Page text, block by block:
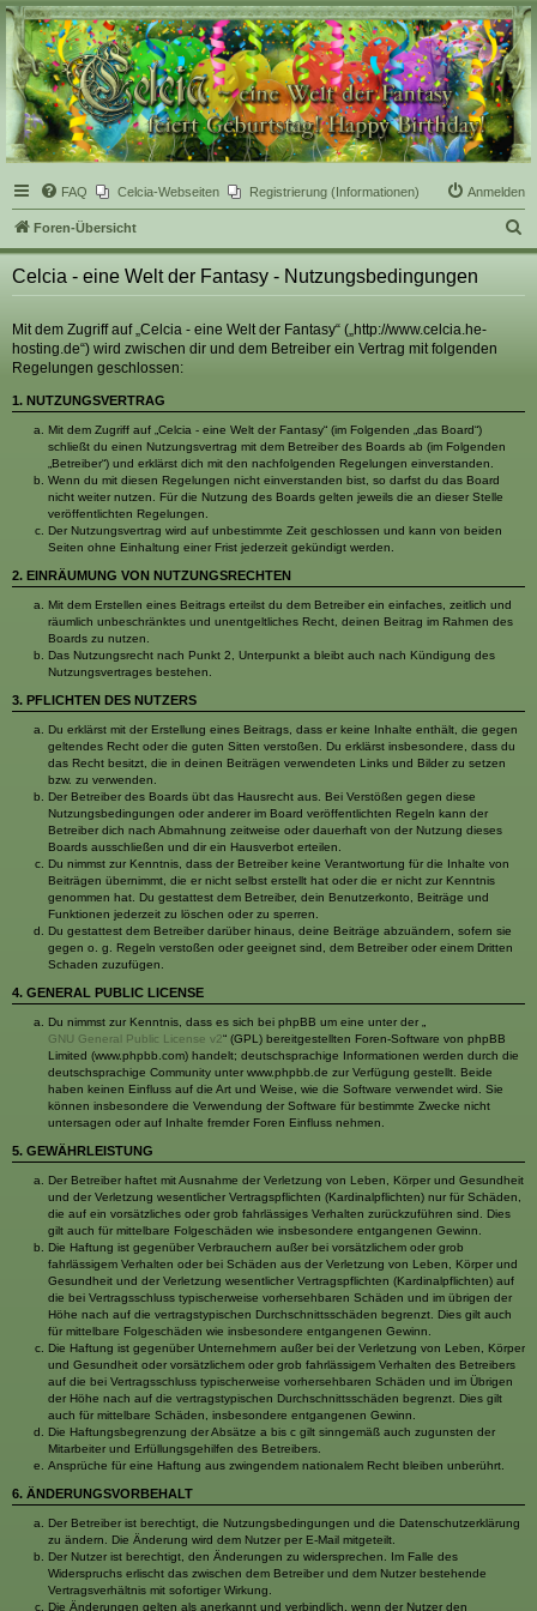
Celcia - eine Welt der
Fantasy
FAQ Celcia-Webseiten Registrierung (Informationen) Anmelden
Foren-Übersicht
u
Celcia - eine Welt der Fantasy - Nutzungsbedingungen
Mit dem Zugriff auf „Celcia - eine Welt der Fantasy“ („http://www.celcia.he-
hosting.de“) wird zwischen dir und dem Betreiber ein Vertrag mit folgenden
Regelungen geschlossen:
1. NUTZUNGSVERTRAG
Mit dem Zugriff auf „Celcia - eine Welt der Fantasy“ (im Folgenden „das Board“)
schließt du einen Nutzungsvertrag mit dem Betreiber des Boards ab (im Folgenden
„Betreiber“) und erklärst dich mit den nachfolgenden Regelungen einverstanden.
Wenn du mit diesen Regelungen nicht einverstanden bist, so darfst du das Board
nicht weiter nutzen. Für die Nutzung des Boards gelten jeweils die an dieser Stelle
veröffentlichten Regelungen.
Der Nutzungsvertrag wird auf unbestimmte Zeit geschlossen und kann von beiden
Seiten ohne Einhaltung einer Frist jederzeit gekündigt werden.
2. EINRÄUMUNG VON NUTZUNGSRECHTEN
Mit dem Erstellen eines Beitrags erteilst du dem Betreiber ein einfaches, zeitlich und
räumlich unbeschränktes und unentgeltliches Recht, deinen Beitrag im Rahmen des
Boards zu nutzen.
Das Nutzungsrecht nach Punkt 2, Unterpunkt a bleibt auch nach Kündigung des
Nutzungsvertrages bestehen.
3. PFLICHTEN DES NUTZERS
Du erklärst mit der Erstellung eines Beitrags, dass er keine Inhalte enthält, die gegen
geltendes Recht oder die guten Sitten verstoßen. Du erklärst insbesondere, dass du
das Recht besitzt, die in deinen Beiträgen verwendeten Links und Bilder zu setzen
bzw. zu verwenden.
Der Betreiber des Boards übt das Hausrecht aus. Bei Verstößen gegen diese
Nutzungsbedingungen oder anderer im Board veröffentlichten Regeln kann der
Betreiber dich nach Abmahnung zeitweise oder dauerhaft von der Nutzung dieses
Boards ausschließen und dir ein Hausverbot erteilen.
Du nimmst zur Kenntnis, dass der Betreiber keine Verantwortung für die Inhalte von
Beiträgen übernimmt, die er nicht selbst erstellt hat oder die er nicht zur Kenntnis
genommen hat. Du gestattest dem Betreiber, dein Benutzerkonto, Beiträge und
Funktionen jederzeit zu löschen oder zu sperren.
Du gestattest dem Betreiber darüber hinaus, deine Beiträge abzuändern, sofern sie
gegen o. g. Regeln verstoßen oder geeignet sind, dem Betreiber oder einem Dritten
Schaden zuzufügen.
4. GENERAL PUBLIC LICENSE
Du nimmst zur Kenntnis, dass es sich bei phpBB um eine unter der „
GNU General Public License v2“ (GPL) bereitgestellten Foren-Software von phpBB
Limited (www.phpbb.com) handelt; deutschsprachige Informationen werden durch die
deutschsprachige Community unter www.phpbb.de zur Verfügung gestellt. Beide
haben keinen Einfluss auf die Art und Weise, wie die Software verwendet wird. Sie
können insbesondere die Verwendung der Software für bestimmte Zwecke nicht
untersagen oder auf Inhalte fremder Foren Einfluss nehmen.
5. GEWÄHRLEISTUNG
Der Betreiber haftet mit Ausnahme der Verletzung von Leben, Körper und Gesundheit
und der Verletzung wesentlicher Vertragspflichten (Kardinalpflichten) nur für Schäden,
die auf ein vorsätzliches oder grob fahrlässiges Verhalten zurückzuführen sind. Dies
gilt auch für mittelbare Folgeschäden wie insbesondere entgangenen Gewinn.
Die Haftung ist gegenüber Verbrauchern außer bei vorsätzlichem oder grob
fahrlässigem Verhalten oder bei Schäden aus der Verletzung von Leben, Körper und
Gesundheit und der Verletzung wesentlicher Vertragspflichten (Kardinalpflichten) auf
die bei Vertragsschluss typischerweise vorhersehbaren Schäden und im übrigen der
Höhe nach auf die vertragstypischen Durchschnittsschäden begrenzt. Dies gilt auch
für mittelbare Folgeschäden wie insbesondere entgangenen Gewinn.
Die Haftung ist gegenüber Unternehmern außer bei der Verletzung von Leben, Körper
und Gesundheit oder vorsätzlichem oder grob fahrlässigem Verhalten des Betreibers
auf die bei Vertragsschluss typischerweise vorhersehbaren Schäden und im Übrigen
der Höhe nach auf die vertragstypischen Durchschnittsschäden begrenzt. Dies gilt
auch für mittelbare Schäden, insbesondere entgangenen Gewinn.
Die Haftungsbegrenzung der Absätze a bis c gilt sinngemäß auch zugunsten der
Mitarbeiter und Erfüllungsgehilfen des Betreibers.
Ansprüche für eine Haftung aus zwingendem nationalem Recht bleiben unberührt.
6. ÄNDERUNGSVORBEHALT
Der Betreiber ist berechtigt, die Nutzungsbedingungen und die Datenschutzerklärung
zu ändern. Die Änderung wird dem Nutzer per E-Mail mitgeteilt.
Der Nutzer ist berechtigt, den Änderungen zu widersprechen. Im Falle des
Widerspruchs erlischt das zwischen dem Betreiber und dem Nutzer bestehende
Vertragsverhältnis mit sofortiger Wirkung.
Die Änderungen gelten als anerkannt und verbindlich, wenn der Nutzer den